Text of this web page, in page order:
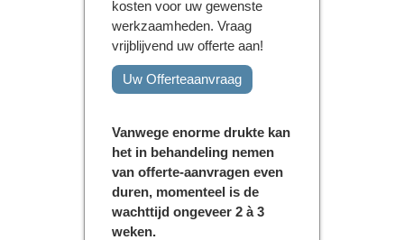
kosten voor uw gewenste
werkzaamheden. Vraag
vrijblijvend uw offerte aan!
Uw Offerteaanvraag
Vanwege enorme drukte kan
het in behandeling nemen
van offerte-aanvragen even
duren, momenteel is de
wachttijd ongeveer 2 à 3
weken.